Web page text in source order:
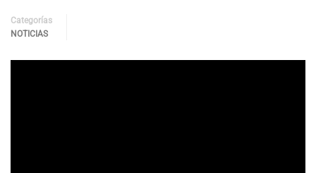
Categorías
NOTICIAS